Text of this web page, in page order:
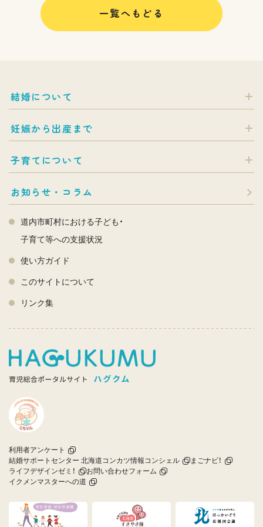
一覧へもどる
結婚について
妊娠から出産まで
子育てについて
お知らせ・コラム
道内市町村における子ども・
子育て等への支援状況
使い方ガイド
このサイトについて
リンク集
利用者アンケート
結婚サポートセンター 北海道コンカツ情報コンシェル
まごナビ！
ライフデザインゼミ！
お問い合わせフォーム
イクメンマスターへの道